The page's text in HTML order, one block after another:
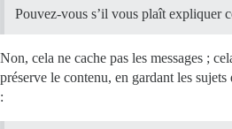
Pouvez-vous s’il vous plaît expliquer
Non, cela ne cache pas les messages ;
préserve le contenu, en gardant les
: